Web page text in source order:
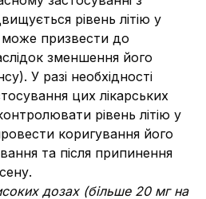
рівень літію у
може призвести до
зменшення його
У разі необхідності
цих лікарських
рівень літію у
коригування його
та після припинення
дозах (більше 20 мг на